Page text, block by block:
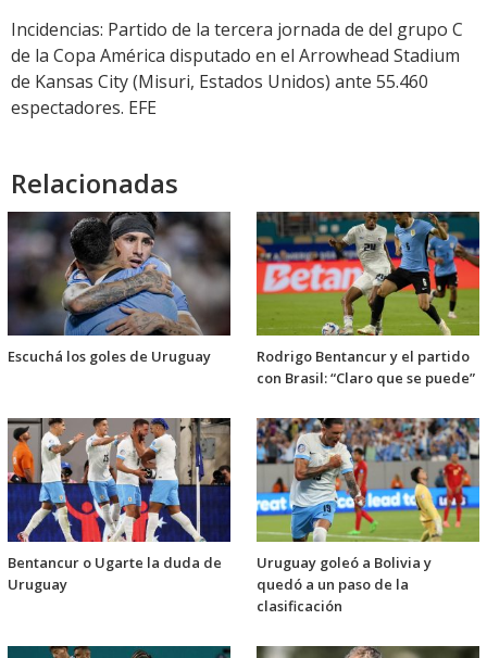
Incidencias: Partido de la tercera jornada de del grupo C
de la Copa América disputado en el Arrowhead Stadium
de Kansas City (Misuri, Estados Unidos) ante 55.460
espectadores. EFE
Relacionadas
Escuchá los goles de Uruguay
Rodrigo Bentancur y el partido
con Brasil: “Claro que se puede”
Bentancur o Ugarte la duda de
Uruguay
Uruguay goleó a Bolivia y
quedó a un paso de la
clasificación